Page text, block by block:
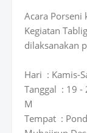
Acara Porseni
Kegiatan
dilaksanakan
Hari : Kamis-
Tanggal : 19 -
M
Tempat :